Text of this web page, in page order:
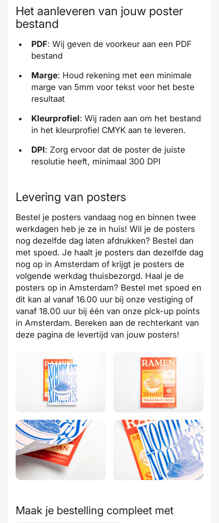
Het aanleveren van jouw poster
bestand
PDF: Wij geven de voorkeur aan een PDF
bestand
Marge: Houd rekening met een minimale
marge van 5mm voor tekst voor het beste
resultaat
Kleurprofiel: Wij raden aan om het bestand
in het kleurprofiel CMYK aan te leveren.
DPI: Zorg ervoor dat de poster de juiste
resolutie heeft, minimaal 300 DPI
Levering van posters
Bestel je posters vandaag nog en binnen twee
werkdagen heb je ze in huis! Wil je de posters
nog dezelfde dag laten afdrukken? Bestel dan
met spoed. Je haalt je posters dan dezelfde dag
nog op in Amsterdam of krijgt je posters de
volgende werkdag thuisbezorgd. Haal je de
posters op in Amsterdam? Bestel met spoed en
dit kan al vanaf 16.00 uur bij onze vestiging of
vanaf 18.00 uur bij één van onze pick-up points
in Amsterdam. Bereken aan de rechterkant van
deze pagina de levertijd van jouw posters!
Maak je bestelling compleet met